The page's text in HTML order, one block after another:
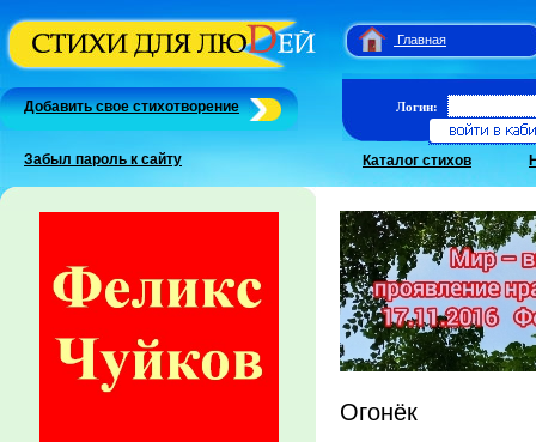
Главная
Добавить свое стихотворение
Забыл пароль к сайту
Логин:
Каталог стихов
Огонёк